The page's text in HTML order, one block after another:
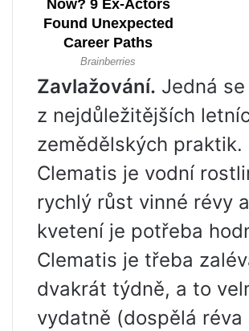
Zavlažování. Jedná
z nejdůležitějších
zemědělských praktik.
Clematis je vodní
rychlý růst vinné révy
kvetení je potřeba
Clematis je třeba
dvakrát týdně, a to
vydatně (dospělá réva